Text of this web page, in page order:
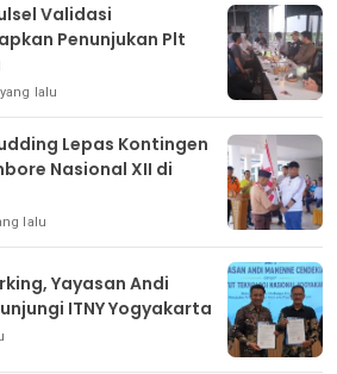
Validasi
Penunjukan Plt
lalu
Lepas Kontingen
Nasional XII di
lalu
Yayasan Andi
ITNY Yogyakarta